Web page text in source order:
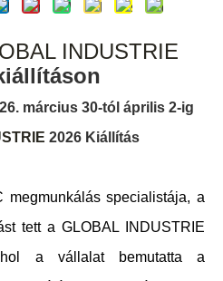
INDUSTRIE
március 30-tól április 2-ig
2026 Kiállítás
specialistája, a
tett a GLOBAL INDUSTRIE
a vállalat bemutatta a